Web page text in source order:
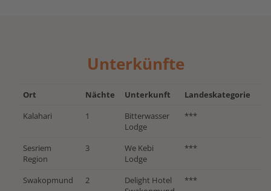
Unterkünfte
Ort Nächte Unterkunft
Landeskategorie
Kalahari
1
Bitterwasser
Lodge
***
Sesriem
Region
3
We Kebi
Lodge
***
Swakopmund 2
Delight Hotel
***